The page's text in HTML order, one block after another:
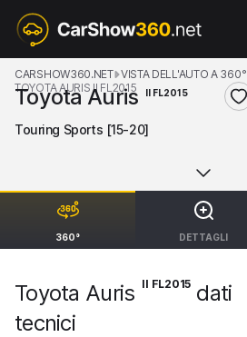
360° DETTAGLI
CARSHOW360.NET VISTA DELL'AUTO A 360°
TOYOTA AURIS II FL2015
Toyota Auris II FL2015
Touring Sports [15-20]
Toyota Auris II FL2015 dati
tecnici